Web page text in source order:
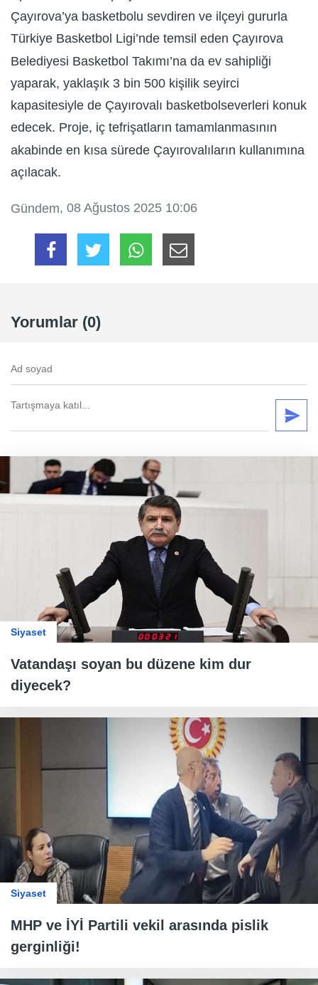
Çayırova’ya basketbolu sevdiren ve ilçeyi gururla
Türkiye Basketbol Ligi’nde temsil eden Çayırova
Belediyesi Basketbol Takımı’na da ev sahipliği
yaparak, yaklaşık 3 bin 500 kişilik seyirci
kapasitesiyle de Çayırovalı basketbolseverleri konuk
edecek. Proje, iç tefrişatların tamamlanmasının
akabinde en kısa sürede Çayırovalıların kullanımına
açılacak.
Gündem, 08 Ağustos 2025 10:06
Yorumlar (0)
Siyaset
Vatandaşı soyan bu düzene kim dur
diyecek?
Siyaset
MHP ve İYİ Partili vekil arasında pislik
gerginliği!